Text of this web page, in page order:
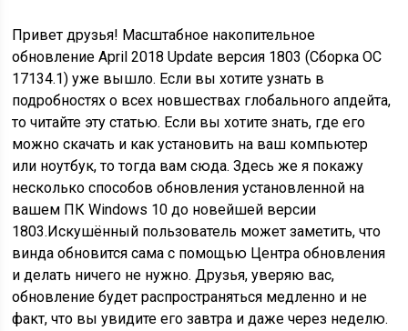
Привет друзья! Масштабное накопительное
обновлениеApril 2018 Update версия 1803 (Сборка ОС
17134.1) уже вышло. Если вы хотите узнать в
подробностях о всех новшествах глобального апдейта,
то читайте эту статью. Если вы хотите знать, где его
можно скачать и как установить на ваш компьютер
или ноутбук, то тогда вам сюда. Здесь же я покажу
несколько способов обновления установленной на
вашем ПК Windows 10 до новейшей версии
1803.Искушённый пользователь может заметить, что
винда обновится сама с помощью Центра обновления
и делать ничего не нужно. Друзья, уверяю вас,
обновление будет распространяться медленно и не
факт, что вы увидите его завтра и даже через неделю.